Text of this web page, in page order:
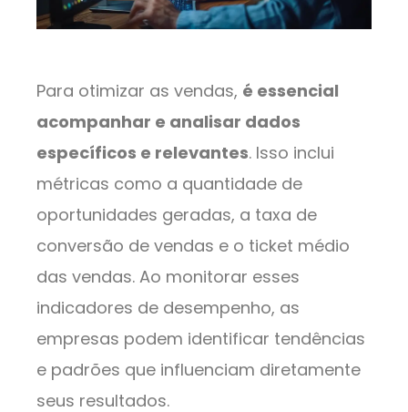
Para otimizar as vendas, é essencial
acompanhar e analisar dados
específicos e relevantes. Isso inclui
métricas como a quantidade de
oportunidades geradas, a taxa de
conversão de vendas e o ticket médio
das vendas. Ao monitorar esses
indicadores de desempenho, as
empresas podem identificar tendências
e padrões que influenciam diretamente
seus resultados.